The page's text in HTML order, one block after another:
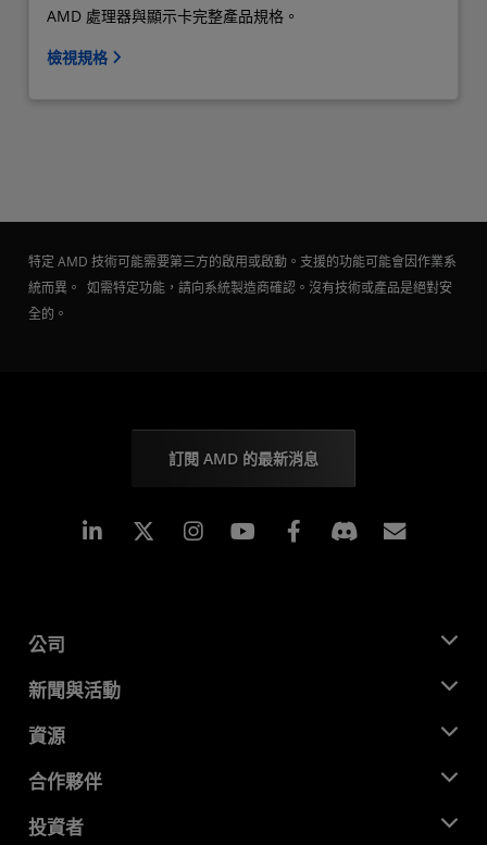
AMD 處理器與顯示卡完整產品規格。
檢視規格
特定 AMD 技術可能需要第三方的啟用或啟動。支援的功能可能會因作業系
統而異。 如需特定功能，請向系統製造商確認。沒有技術或產品是絕對安
全的。
訂閱 AMD 的最新消息
Linkedin Instagram Facebook
公司
關於 AMD
企業責任
招聘
聯絡我們
新聞與活動
新聞室
媒體庫
資源
開發者中心
案例研究
合作夥伴
AMD 合作夥伴中心
投資者